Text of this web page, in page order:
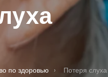
по здоровью › Потеря слуха